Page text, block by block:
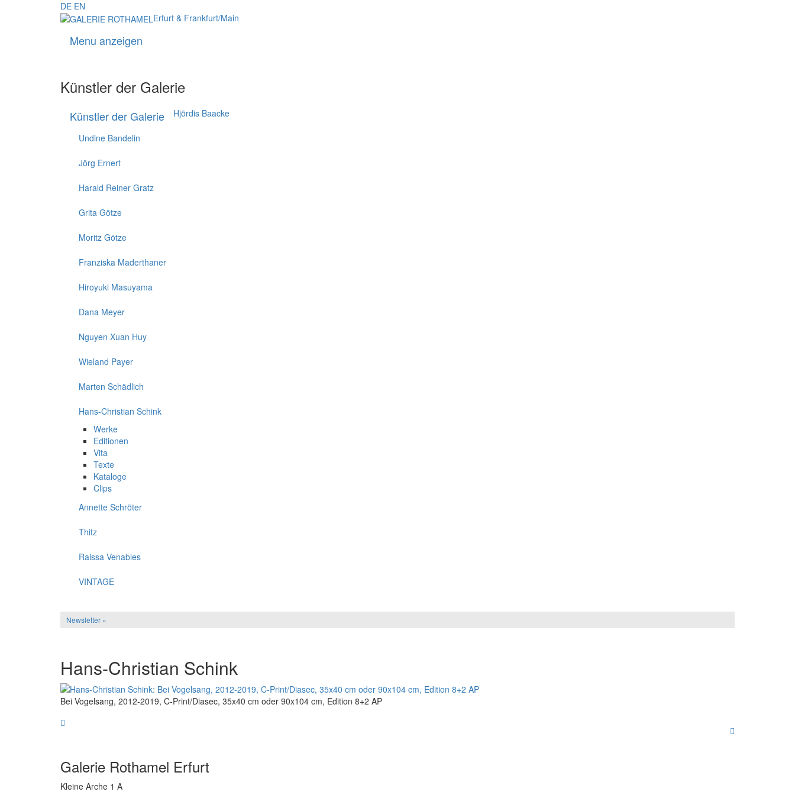
DE EN
Erfurt & Frankfurt/Main
Menu anzeigen
Künstler der Galerie
Künstler der Galerie Hjördis Baacke
Undine Bandelin
Jörg Ernert
Harald Reiner Gratz
Grita Götze
Moritz Götze
Franziska Maderthaner
Hiroyuki Masuyama
Dana Meyer
Nguyen Xuan Huy
Wieland Payer
Marten Schädlich
Hans-Christian Schink
Werke
Editionen
Vita
Texte
Kataloge
Clips
Annette Schröter
Thitz
Raissa Venables
VINTAGE
Newsletter »
Hans-Christian Schink
Bei Vogelsang, 2012-2019, C-Print/Diasec, 35x40 cm oder 90x104 cm, Edition 8+2 AP
Galerie Rothamel Erfurt
Kleine Arche 1 A